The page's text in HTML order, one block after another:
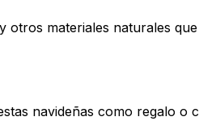
materiales naturales
navideñas como regalo o